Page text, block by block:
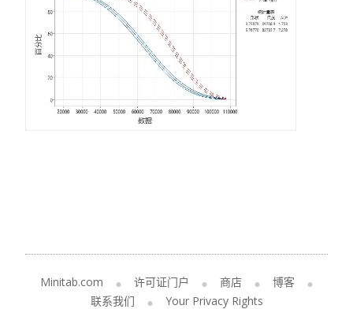
Minitab.com 许可证门户 商店
博客
联系我们
Your Privacy Rights